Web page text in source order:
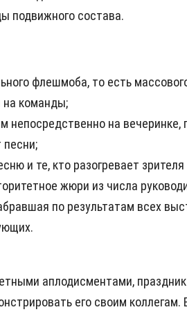
подвижного состава.
флешмоба, то есть
на команды;
на вечеринке,
и те, кто разогревает
жюри из числа
по результатам всех
аплодисментами,
его своим